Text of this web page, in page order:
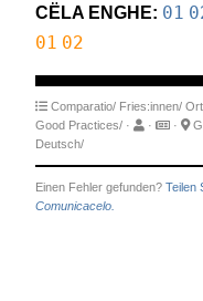
CËLA ENGHE: 01
01 02
Comparatio/ Fries:innen/
Good Practices/ · · ·
Deutsch/
Einen Fehler gefunden? Teilen
Comunicacelo.